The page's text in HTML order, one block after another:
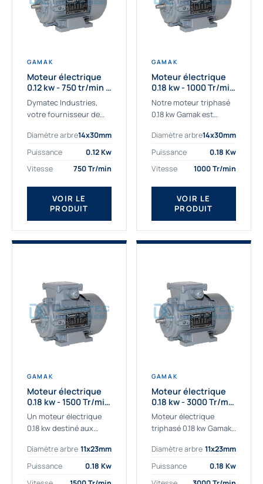
GAMAK
Moteur électrique
0.12 kw - 750 tr/min -
230/400V - IE2
Dymatec Industries,
votre fournisseur de
kw. Dymatec Industries
vous propose le moteur
moteur de
qualité Gamak...
Diamètre arbre14x30mm
Puissance
0.12 Kw
Vitesse
750 Tr/min
VOIR LE
PRODUIT
GAMAK
Moteur électrique
0.18 kw - 1000 Tr/min
- 230/400V - IE2
Notre moteur triphasé
0.18 kw Gamak est
aux applications
sévères. Nous
assemblons et
fournissons des
moteurs asynchrones
depuis de
nombreuses...
Diamètre arbre14x30mm
Puissance
0.18 Kw
Vitesse
1000 Tr/min
VOIR LE
PRODUIT
GAMAK
Moteur électrique
0.18 kw - 1500 Tr/min
- 230/400V - IE2
Un moteur électrique
0.18 kw destiné aux
exigeantes. Fort de
nombreuses années
Diamètre arbre 11x23mm
Puissance
0.18 Kw
GAMAK
Moteur électrique
0.18 kw - 3000 Tr/min
- 230/400V - IE2
Moteur électrique
triphasé 0.18 kw Gamak,
professionnelle
indispensable à vos
Diamètre arbre 11x23mm
Puissance
0.18 Kw